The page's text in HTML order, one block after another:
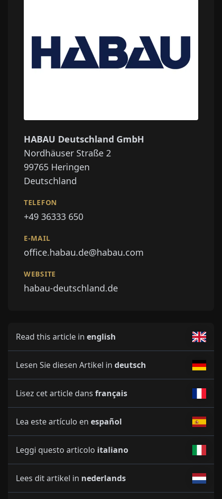
HABAU Deutschland GmbH
Nordhäuser Straße 2
99765 Heringen
Deutschland
TELEFON
+49 36333 650
E-MAIL
office.habau.de@habau.com
WEBSITE
habau-deutschland.de
Read this article in english
Lesen Sie diesen Artikel in deutsch
Lisez cet article dans français
Lea este artículo en español
Leggi questo articolo italiano
Lees dit artikel in nederlands